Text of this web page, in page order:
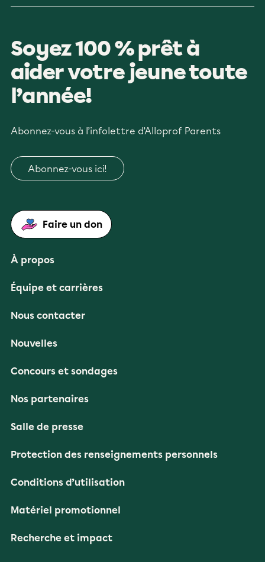
Soyez 100 % prêt à
aider votre jeune toute
l’année!
Abonnez-vous à l’infolettre d’Alloprof Parents
Abonnez-vous ici!
Faire un don
À propos
Équipe et carrières
Nous contacter
Nouvelles
Concours et sondages
Nos partenaires
Salle de presse
Protection des renseignements personnels
Conditions d’utilisation
Matériel promotionnel
Recherche et impact